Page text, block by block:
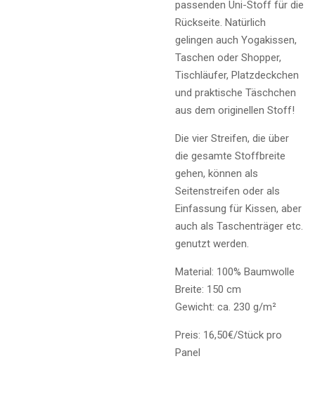
passenden Uni-Stoff für die
Rückseite. Natürlich
gelingen auch Yogakissen,
Taschen oder Shopper,
Tischläufer, Platzdeckchen
und praktische Täschchen
aus dem originellen Stoff!
Die vier Streifen, die über
die gesamte Stoffbreite
gehen, können als
Seitenstreifen oder als
Einfassung für Kissen, aber
auch als Taschenträger etc.
genutzt werden.
Material: 100% Baumwolle
Breite: 150 cm
Gewicht: ca. 230 g/m²
Preis: 16,50€/Stück pro
Panel